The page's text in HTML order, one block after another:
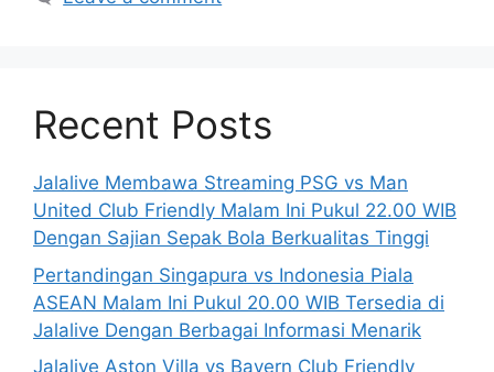
Recent Posts
Jalalive Membawa Streaming PSG vs Man
United Club Friendly Malam Ini Pukul 22.00 WIB
Dengan Sajian Sepak Bola Berkualitas Tinggi
Pertandingan Singapura vs Indonesia Piala
ASEAN Malam Ini Pukul 20.00 WIB Tersedia di
Jalalive Dengan Berbagai Informasi Menarik
Jalalive Aston Villa vs Bayern Club Friendly